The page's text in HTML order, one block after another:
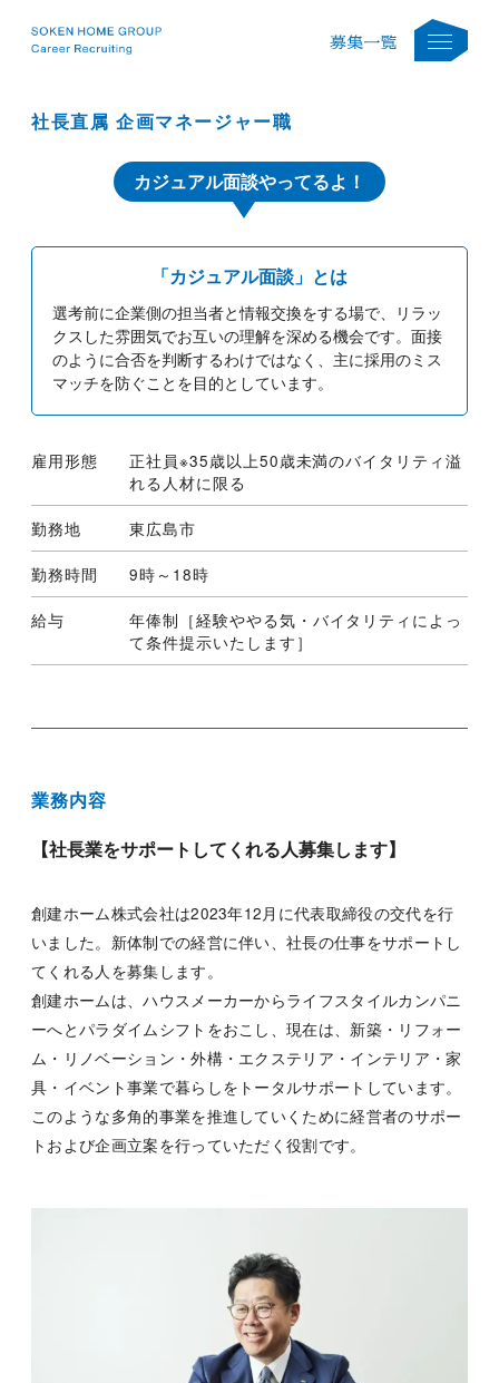
社長直属 企画マネージャー職
カジュアル面談やってるよ！
「カジュアル面談」とは
選考前に企業側の担当者と情報交換をする場で、リラッ
クスした雰囲気でお互いの理解を深める機会です。面接
のように合否を判断するわけではなく、主に採用のミス
マッチを防ぐことを目的としています。
雇用形態
正社員※35歳以上50歳未満のバイタリティ溢
れる人材に限る
勤務地 東広島市
勤務時間 9時～18時
給与
年俸制［経験ややる気・バイタリティによっ
て条件提示いたします］
業務内容
【社長業をサポートしてくれる人募集します】
創建ホーム株式会社は2023年12月に代表取締役の交代を行
いました。新体制での経営に伴い、社長の仕事をサポートし
てくれる人を募集します。
創建ホームは、ハウスメーカーからライフスタイルカンパニ
ーへとパラダイムシフトをおこし、現在は、新築・リフォー
ム・リノベーション・外構・エクステリア・インテリア・家
具・イベント事業で暮らしをトータルサポートしています。
このような多角的事業を推進していくために経営者のサポー
トおよび企画立案を行っていただく役割です。